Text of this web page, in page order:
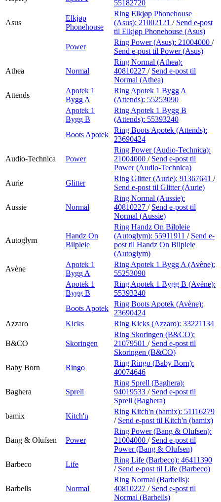
55182720
Asus
Elkjøp
Phonehouse
Ring Elkjøp Phonehouse
(Asus): 21002121 / Send e-post
til Elkjøp Phonehouse (Asus)
Power
Ring Power (Asus): 21004000 /
Send e-post til Power (Asus)
Athea Normal
Ring Normal (Athea):
40810227 / Send e-post til
Normal (Athea)
Attends
Apotek 1
Bygg A
Ring Apotek 1 Bygg A
(Attends): 55253090
Apotek 1
Bygg B
Ring Apotek 1 Bygg B
(Attends): 55393240
Boots Apotek
Ring Boots Apotek (Attends):
23690424
Audio-Technica Power
Ring Power (Audio-Technica):
21004000 / Send e-post til
Power (Audio-Technica)
Aurie
Glitter
Ring Glitter (Aurie): 91367641 /
Send e-post til Glitter (Aurie)
Aussie Normal
Ring Normal (Aussie):
40810227 / Send e-post til
Normal (Aussie)
Autoglym
Handz On
Bilpleie
Ring Handz On Bilpleie
(Autoglym): 55911911 / Send e-
post til Handz On Bilpleie
(Autoglym)
Avène
Apotek 1
Bygg A
Ring Apotek 1 Bygg A (Avène):
55253090
Apotek 1
Bygg B
Ring Apotek 1 Bygg B (Avène):
55393240
Boots Apotek
Ring Boots Apotek (Avène):
23690424
Azzaro
Kicks Ring Kicks (Azzaro): 33221134
B&CO Skoringen
Ring Skoringen (B&CO):
21079501 / Send e-post til
Skoringen (B&CO)
Baby Born
Ringo
Ring Ringo (Baby Born):
40074646
Baghera Sprell
Ring Sprell (Baghera):
94019533 / Send e-post til
Sprell (Baghera)
bamix
Kitch'n
Ring Kitch'n (bamix): 51116279
/ Send e-post til Kitch'n (bamix)
Bang & Olufsen Power
Ring Power (Bang & Olufsen):
21004000 / Send e-post til
Power (Bang & Olufsen)
Barbeco
Life
Ring Life (Barbeco): 46411390
/ Send e-post til Life (Barbeco)
Barbells Normal
Ring Normal (Barbells):
40810227 / Send e-post til
Normal (Barbells)